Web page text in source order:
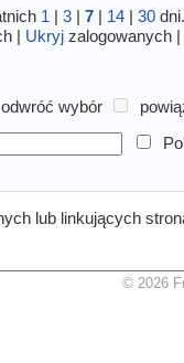
1 |3 |7 | 14 |30 dni.
| Ukryj zalogowanych |
odwróć wybór
lub linkujących
© 2026